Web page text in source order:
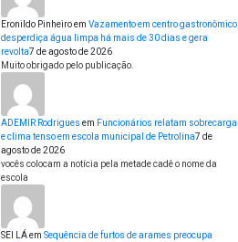
Eronildo Pinheiroem Vazamento em centro gastronômico
desperdiça água limpa há mais de 30 dias e gera
revolta7 de agosto de 2026
Muito obrigado pelo publicação.
ADEMIR Rodrigues em Funcionários relatam sobrecarga
e clima tenso em escola municipal de Petrolina7 de
agosto de 2026
vocês colocam a notícia pela metade cadê o nome da
escola
SEI LÁem Sequência de furtos de arames preocupa